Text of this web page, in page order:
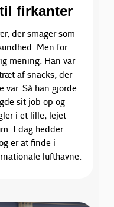
firkanter
der smager som
Men for
mening. Han var
af snacks, der
var. Så han gjorde
sit job op og
i et lille, lejet
I dag hedder
er at finde i
lufthavne.